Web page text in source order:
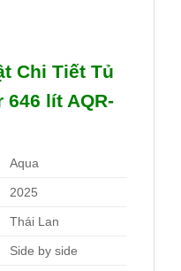
Chi Tiết Tủ
646 lít AQR-
Aqua
2025
Thái Lan
Side by side